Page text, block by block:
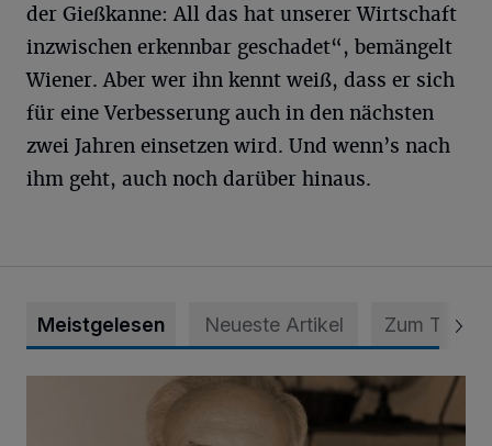
der Gießkanne: All das hat unserer Wirtschaft
inzwischen erkennbar geschadet“, bemängelt
Wiener. Aber wer ihn kennt weiß, dass er sich
für eine Verbesserung auch in den nächsten
zwei Jahren einsetzen wird. Und wenn’s nach
ihm geht, auch noch darüber hinaus.
Meistgelesen Neueste Artikel Zum Thema
SPD trauert um Klaus Hänsch